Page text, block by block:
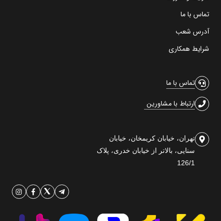
تماس با ما
آدرس شعب
شرایط همکاری
تماس با ما
ارتباط با مشاورین
تهران، خیابان کریمخان، خیابان
سنایی، بالاتر از خیابان خدری، پلاک
126/1